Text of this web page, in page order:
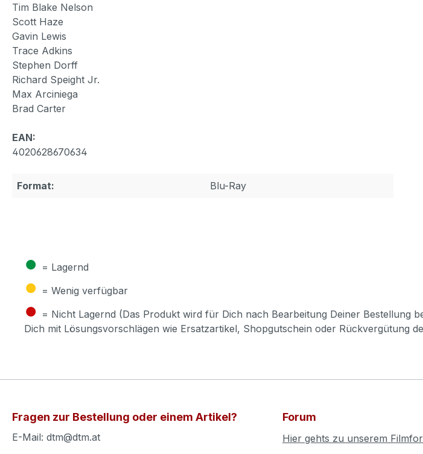
Tim Blake Nelson
Scott Haze
Gavin Lewis
Trace Adkins
Stephen Dorff
Richard Speight Jr.
Max Arciniega
Brad Carter
EAN:
4020628670634
Format: Blu-Ray
● = Lagernd
● = Wenig verfügbar
● = Nicht Lagernd (Das Produkt wird für Dich nach Bearbeitung Deiner Bestellung
Dich mit Lösungsvorschlägen wie Ersatzartikel, Shopgutschein oder Rückvergütung
Fragen zur Bestellung oder einem Artikel?
E-Mail: dtm@dtm.at
Forum
Hier gehts zu unserem